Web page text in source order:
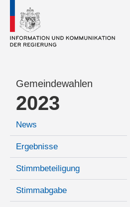
Gemeindewahlen
2023
News
Ergebnisse
Stimmbeteiligung
Stimmabgabe